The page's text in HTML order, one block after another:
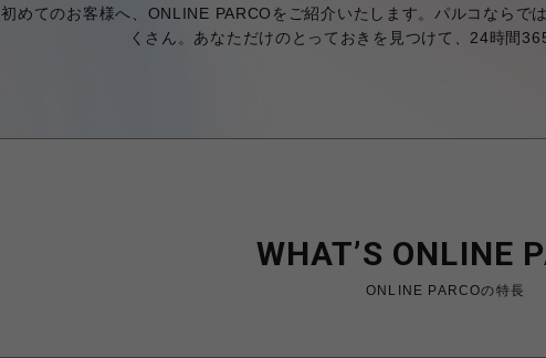
初めてのお客様へ、ONLINE PARCOをご紹介いたします。パルコならで
くさん。あなただけのとっておきを見つけて、24時間
WHAT’S ONLINE
ONLINE PARCOの特長